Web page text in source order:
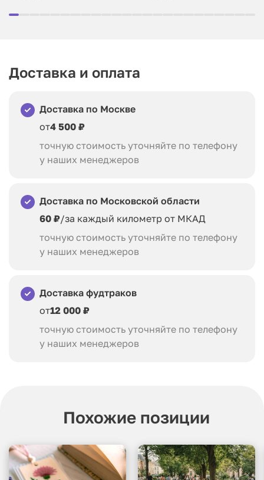
Доставка и оплата
Доставка по Москве
от4 500 ₽
точную стоимость уточняйте по телефону
у наших менеджеров
Доставка по Московской области
60 ₽/за каждый километр от МКАД
точную стоимость уточняйте по телефону
у наших менеджеров
Доставка фудтраков
от12 000 ₽
точную стоимость уточняйте по телефону
у наших менеджеров
Похожие позиции